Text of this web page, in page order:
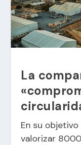
La
En su
valorizar